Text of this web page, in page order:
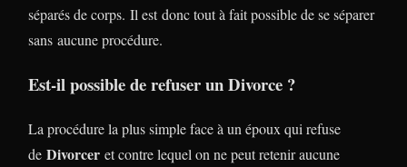
séparés de corps. Il est donc tout à fait possible de se séparer
sans aucune procédure.
Est-il possible de refuser un Divorce ?
La procédure la plus simple face à un époux qui refuse
de Divorcer et contre lequel on ne peut retenir aucune